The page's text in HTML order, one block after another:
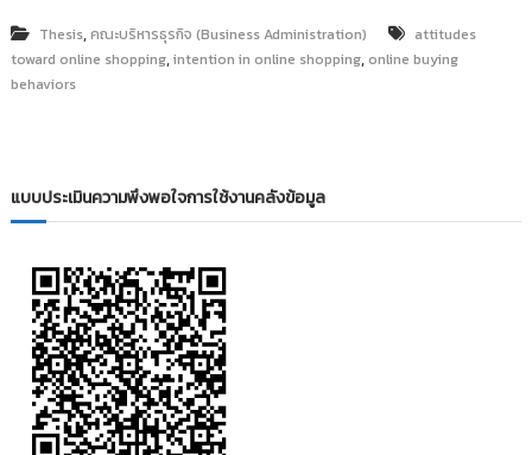
p
o
s
r
y
ค
ลั
ง
ข้
อ
มู
ม
ล
Thesis,คณะบริหารธุรกิจ (Business Administration)
attitudes
toward online shopping,intention in online shopping, online buying
behaviors
แบบประเมินความพึงพอใจการใช้งานคลังข้อมูล